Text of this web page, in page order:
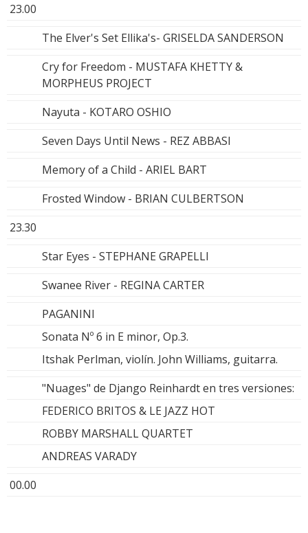
23.00
The Elver's Set Ellika's- GRISELDA SANDERSON
Cry for Freedom - MUSTAFA KHETTY &
MORPHEUS PROJECT
Nayuta - KOTARO OSHIO
Seven Days Until News - REZ ABBASI
Memory of a Child - ARIEL BART
Frosted Window - BRIAN CULBERTSON
23.30
Star Eyes - STEPHANE GRAPELLI
Swanee River - REGINA CARTER
PAGANINI
Sonata Nº 6 in E minor, Op.3.
Itshak Perlman, violín. John Williams, guitarra.
"Nuages" de Django Reinhardt en tres versiones:
FEDERICO BRITOS & LE JAZZ HOT
ROBBY MARSHALL QUARTET
ANDREAS VARADY
00.00